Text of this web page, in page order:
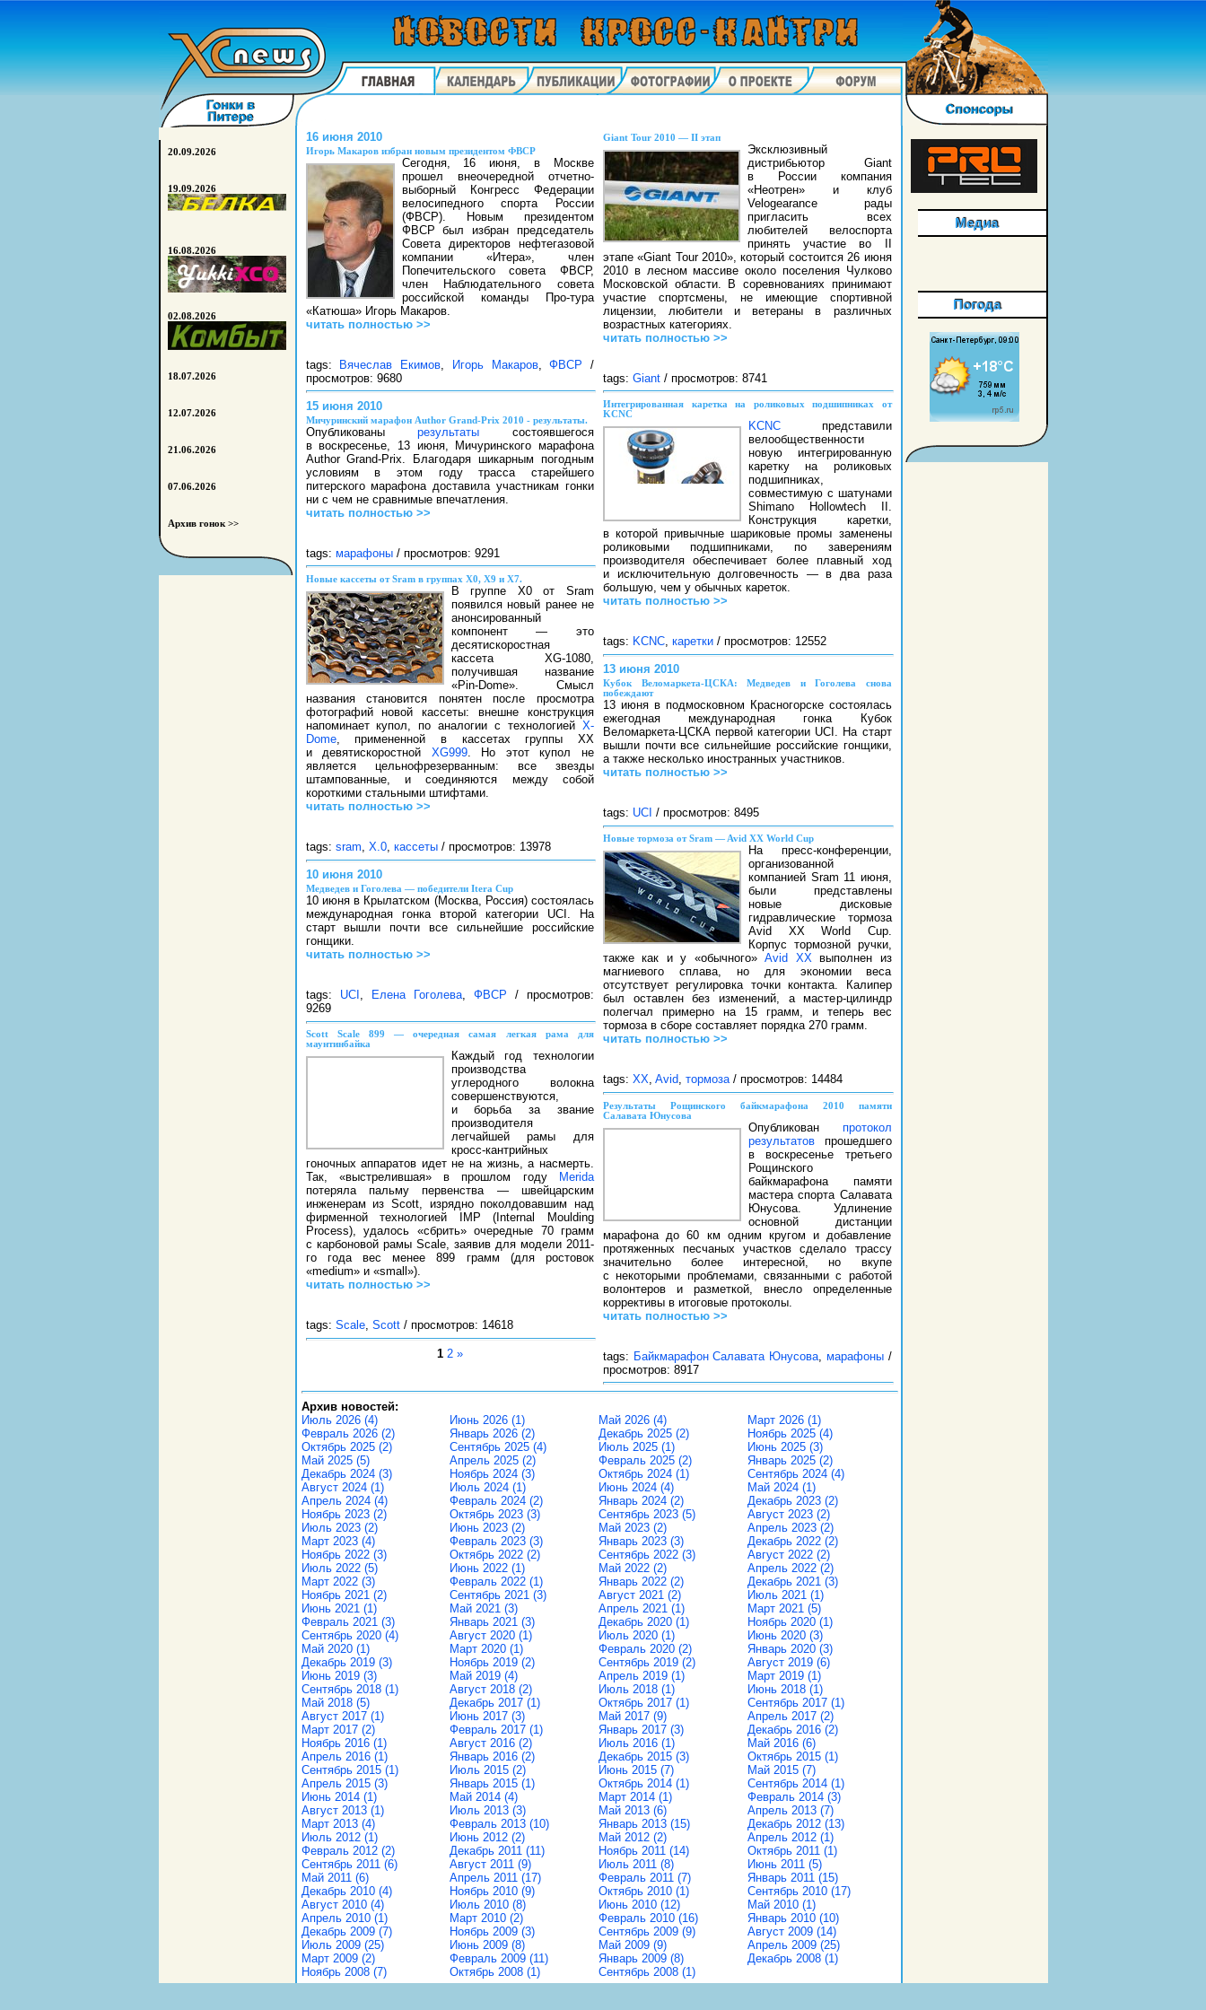
16 июня 2010
Игорь Макаров избран новым президентом ФВСР
Сегодня, 16 июня, в Москве
прошел внеочередной отчетно-
выборный Конгресс Федерации
велосипедного спорта России
(ФВСР). Новым президентом
ФВСР был избран председатель
Совета директоров нефтегазовой
компании «Итера», член
Попечительского совета ФВСР,
член Наблюдательного совета
российской команды Про-тура
«Катюша» Игорь Макаров.
читать полностью >>
tags: Вячеслав Екимов Игорь Макаров,ФВСР /
просмотров: 9680
15 июня 2010
Мичуринский марафон Author Grand-Prix 2010 - результаты.
Опубликованырезультаты состоявшегося
в воскресенье, 13 июня, Мичуринского марафона
Author Grand-Prix. Благодаря шикарным погодным
условиям в этом году трасса старейшего
питерского марафона доставила участникам гонки
ни с чем не сравнимые впечатления.
читать полностью >>
tags: марафоны/ просмотров: 9291
Новые кассеты от Sram в группах X0, X9 и X7.
В группе X0 от Sram
появился новый ранее не
анонсированный
компонент — это
десятискоростная
кассета XG-1080,
получившая название
«Pin-Dome». Смысл
названия становится понятен после просмотра
фотографий новой кассеты: внешне конструкция
напоминает купол, по аналогии с технологией X-
Dome, примененной в кассетах группы XX
и девятискоростной XG999. Но этот купол не
является цельнофрезерванным: все звезды
штампованные, и соединяются между собой
короткими стальными штифтами.
читать полностью >>
tags: sram X.0, кассеты/ просмотров: 13978
10 июня 2010
Медведев и Гоголева — победители Itera Cup
10 июня в Крылатском (Москва, Россия) состоялась
международная гонка второй категории UCI. На
старт вышли почти все сильнейшие российские
гонщики.
читать полностью >>
tags: UCI Елена Гоголева, ФВСР / просмотров:
9269
Scott Scale 899 — очередная самая легкая рама для
маунтинбайка
Каждый год технологии
производства
углеродного волокна
совершенствуются,
и борьба за звание
производителя
легчайшей рамы для
кросс-кантрийных
гоночных аппаратов идет не на жизнь, а насмерть.
Так, «выстрелившая» в прошлом году
Merida
потеряла пальму первенства — швейцарским
инженерам из Scott, изрядно поколдовавшим над
фирменной технологией IMP (Internal Moulding
Process), удалось «сбрить» очередные 70 грамм
с карбоновой рамы Scale, заявив для модели 2011-
го года вес менее 899 грамм (для ростовок
«medium» и «small»).
читать полностью >>
tags: Scale, Scott / просмотров: 14618
1 2 »
Giant Tour 2010 — II этап
Эксклюзивный
дистрибьютор Giant
в России компания
«Неотрен» и клуб
Velogearance рады
пригласить всех
любителей велоспорта
принять участие во II
этапе «Giant Tour 2010», который состоится 26 июня
2010 в лесном массиве около поселения Чулково
Московской области. В соревнованиях принимают
участие спортсмены, не имеющие спортивной
лицензии, любители и ветераны в различных
возрастных категориях.
читать полностью >>
tags: Giant / просмотров: 8741
Интегрированная каретка на роликовых подшипниках от
KCNC
KCNC представили
велообщественности
новую интегрированную
каретку на роликовых
подшипниках,
совместимую с шатунами
Shimano Hollowtech II.
Конструкция каретки,
в которой привычные шариковые промы заменены
роликовыми подшипниками, по заверениям
производителя обеспечивает более плавный ход
и исключительную долговечность — в два раза
большую, чем у обычных кареток.
читать полностью >>
tags: KCNC каретки / просмотров: 12552
13 июня 2010
Кубок Веломаркета-ЦСКА: Медведев и Гоголева снова
побеждают
13 июня в подмосковном Красногорске состоялась
ежегодная международная гонка Кубок
Веломаркета-ЦСКА первой категории UCI. На старт
вышли почти все сильнейшие российские гонщики,
а также несколько иностранных участников.
читать полностью >>
tags: UCI / просмотров: 8495
Новые тормоза от Sram — Avid XX World Cup
На пресс-конференции,
организованной
компанией Sram 11 июня,
были представлены
новые дисковые
гидравлические тормоза
Avid XX World Cup.
Корпус тормозной ручки,
также как и у «обычного»Avid XXвыполнен из
магниевого сплава, но для экономии веса
отсутствует регулировка точки контакта. Калипер
был оставлен без изменений, а мастер-цилиндр
полегчал примерно на 15 грамм, и теперь вес
тормоза в сборе составляет порядка 270 грамм.
читать полностью >>
tags: XX, Avid, тормоза/ просмотров: 14484
Результаты Рощинского байкмарафона 2010 памяти
Салавата Юнусова
Опубликован протокол
результатов прошедшего
в воскресенье третьего
Рощинского
байкмарафона памяти
мастера спорта Салавата
Юнусова. Удлинение
основной дистанции
марафона до 60 км одним кругом и добавление
протяженных песчаных участков сделало трассу
значительно более интересной, но вкупе
с некоторыми проблемами, связанными с работой
волонтеров и разметкой, внесло определенные
коррективы в итоговые протоколы.
читать полностью >>
tags: Байкмарафон Салавата Юнусова марафоны/
просмотров: 8917
Архив новостей:
Июль 2026 (4)
Февраль 2026 (2)
Октябрь 2025 (2)
Май 2025 (5)
Декабрь 2024 (3)
Август 2024 (1)
Апрель 2024 (4)
Ноябрь 2023 (2)
Июль 2023 (2)
Март 2023 (4)
Ноябрь 2022 (3)
Июль 2022 (5)
Март 2022 (3)
Ноябрь 2021 (2)
Июнь 2021 (1)
Февраль 2021 (3)
Сентябрь 2020 (4)
Май 2020 (1)
Декабрь 2019 (3)
Июнь 2019 (3)
Сентябрь 2018 (1)
Май 2018 (5)
Август 2017 (1)
Март 2017 (2)
Ноябрь 2016 (1)
Апрель 2016 (1)
Сентябрь 2015 (1)
Апрель 2015 (3)
Июнь 2014 (1)
Август 2013 (1)
Март 2013 (4)
Июль 2012 (1)
Февраль 2012 (2)
Сентябрь 2011 (6)
Май 2011 (6)
Декабрь 2010 (4)
Август 2010 (4)
Апрель 2010 (1)
Декабрь 2009 (7)
Июль 2009 (25)
Март 2009 (2)
Ноябрь 2008 (7)
Июнь 2026 (1)
Январь 2026 (2)
Сентябрь 2025 (4)
Апрель 2025 (2)
Ноябрь 2024 (3)
Июль 2024 (1)
Февраль 2024 (2)
Октябрь 2023 (3)
Июнь 2023 (2)
Февраль 2023 (3)
Октябрь 2022 (2)
Июнь 2022 (1)
Февраль 2022 (1)
Сентябрь 2021 (3)
Май 2021 (3)
Январь 2021 (3)
Август 2020 (1)
Март 2020 (1)
Ноябрь 2019 (2)
Май 2019 (4)
Август 2018 (2)
Декабрь 2017 (1)
Июнь 2017 (3)
Февраль 2017 (1)
Август 2016 (2)
Январь 2016 (2)
Июль 2015 (2)
Январь 2015 (1)
Май 2014 (4)
Июль 2013 (3)
Февраль 2013 (10)
Июнь 2012 (2)
Декабрь 2011 (11)
Август 2011 (9)
Апрель 2011 (17)
Ноябрь 2010 (9)
Июль 2010 (8)
Март 2010 (2)
Ноябрь 2009 (3)
Июнь 2009 (8)
Февраль 2009 (11)
Октябрь 2008 (1)
Май 2026 (4)
Декабрь 2025 (2)
Июль 2025 (1)
Февраль 2025 (2)
Октябрь 2024 (1)
Июнь 2024 (4)
Январь 2024 (2)
Сентябрь 2023 (5)
Май 2023 (2)
Январь 2023 (3)
Сентябрь 2022 (3)
Май 2022 (2)
Январь 2022 (2)
Август 2021 (2)
Апрель 2021 (1)
Декабрь 2020 (1)
Июль 2020 (1)
Февраль 2020 (2)
Сентябрь 2019 (2)
Апрель 2019 (1)
Июль 2018 (1)
Октябрь 2017 (1)
Май 2017 (9)
Январь 2017 (3)
Июль 2016 (1)
Декабрь 2015 (3)
Июнь 2015 (7)
Октябрь 2014 (1)
Март 2014 (1)
Май 2013 (6)
Январь 2013 (15)
Май 2012 (2)
Ноябрь 2011 (14)
Июль 2011 (8)
Февраль 2011 (7)
Октябрь 2010 (1)
Июнь 2010 (12)
Февраль 2010 (16)
Сентябрь 2009 (9)
Май 2009 (9)
Январь 2009 (8)
Сентябрь 2008 (1)
Март 2026 (1)
Ноябрь 2025 (4)
Июнь 2025 (3)
Январь 2025 (2)
Сентябрь 2024 (4)
Май 2024 (1)
Декабрь 2023 (2)
Август 2023 (2)
Апрель 2023 (2)
Декабрь 2022 (2)
Август 2022 (2)
Апрель 2022 (2)
Декабрь 2021 (3)
Июль 2021 (1)
Март 2021 (5)
Ноябрь 2020 (1)
Июнь 2020 (3)
Январь 2020 (3)
Август 2019 (6)
Март 2019 (1)
Июнь 2018 (1)
Сентябрь 2017 (1)
Апрель 2017 (2)
Декабрь 2016 (2)
Май 2016 (6)
Октябрь 2015 (1)
Май 2015 (7)
Сентябрь 2014 (1)
Февраль 2014 (3)
Апрель 2013 (7)
Декабрь 2012 (13)
Апрель 2012 (1)
Октябрь 2011 (1)
Июнь 2011 (5)
Январь 2011 (15)
Сентябрь 2010 (17)
Май 2010 (1)
Январь 2010 (10)
Август 2009 (14)
Апрель 2009 (25)
Декабрь 2008 (1)
20.09.2026
19.09.2026
16.08.2026
02.08.2026
18.07.2026
12.07.2026
21.06.2026
07.06.2026
Архив гонок >>
Медиа
Погода